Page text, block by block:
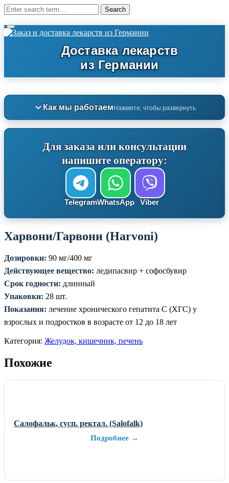
Как мы работаемНажмите, чтобы развернуть
Для заказа или консультации
напишите оператору:
TelegramWhatsApp Viber
Харвони/Гарвони (Harvoni)
Дозировки: 90 мг/400 мг
Действующее вещество: ледипасвир + софосбувир
Срок годности: длинный
Упаковки: 28 шт.
Показания: лечение хронического гепатита С (ХГС) у
взрослых и подростков в возрасте от 12 до 18 лет
Категория: Желудок, кишечник, печень
Похожие
Салофальк, сусп. ректал. (Salofalk)
Подробнее →